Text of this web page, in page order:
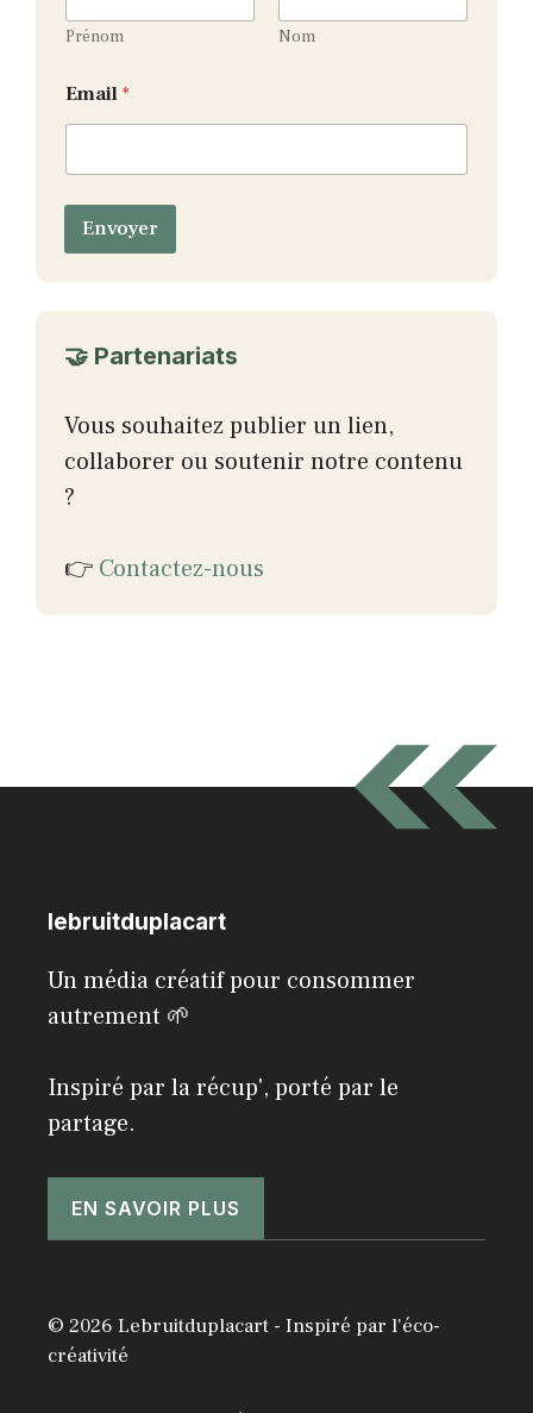
l
*
m
a
i
Prénom Nom
Email *
Envoyer
🤝 Partenariats
Vous souhaitez publier un lien,
collaborer ou soutenir notre contenu
?
👉 Contactez-nous
lebruitduplacart
Un média créatif pour consommer
autrement 🌱
Inspiré par la récup', porté par le
partage.
EN SAVOIR PLUS
© 2026 Lebruitduplacart - Inspiré par l'éco-
créativité